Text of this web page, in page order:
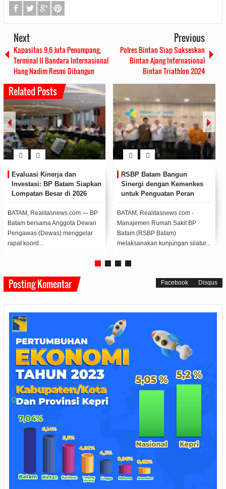
Next
Kapasitas 9,6 Juta Penumpang,
Terminal II Bandara Internasional
Hang Nadim Resmi Dibangun
Previous
Polres Bintan Siap Sukseskan
Bintan Ajang Internasional
Bintan Triathlon 2024
Related Posts
Respon Cepat Tangani
Gangguan Suplai Air, Deputi
Bidang Pelayanan Umum
Kirim Tim Teknis dan Mobil
Tangki
BATAM, Realitasnews.com
- Persoalan distribusi air yang
dialami warga Bengkong Pertiwi,
direspo...
Ciptakan Lingkungan yang
Sigap, RSBP Batam Berikan
Pelatihan Bantuan Hidup
Dasar
BATAM, Realitasnews.com -
Dalam rangka memperingati Hari
Bakti Rumah Sakit Badan
Pengusahaan (RSBP) ...
Posting Komentar Facebook Disqus